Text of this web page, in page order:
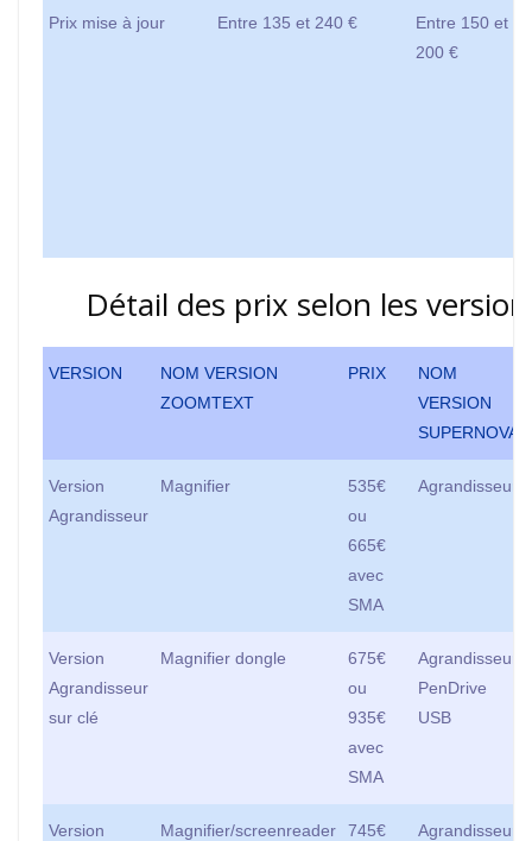
Prix mise à jour Entre 135 et 240 €
Entre 150 et
200 €
Détail des prix selon les
VERSION
NOM VERSION
ZOOMTEXT
PRIX
NOM
VERSION
SUPERNOVA
Version
Agrandisseur
Magnifier
535€
ou
665€
avec
SMA
Agrandisseur
Version
Agrandisseur
sur clé
Magnifier dongle
675€
ou
935€
avec
SMA
Agrandisseur
PenDrive
USB
Version
Magnifier/screenreader
745€
Agrandisseur